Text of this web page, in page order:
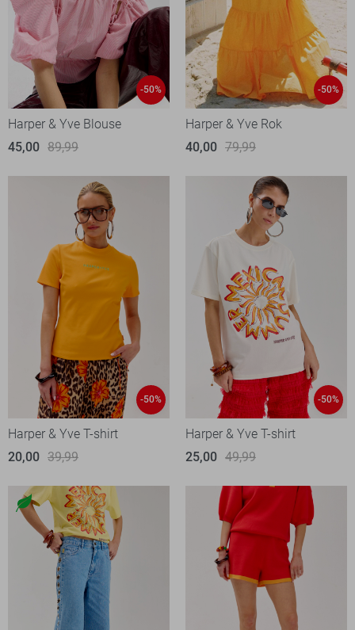
-50%
Harper & Yve Blouse
45,00 89,99
-50%
Harper & Yve Rok
40,00 79,99
-50%
Harper & Yve T-shirt
20,00 39,99
-50%
Harper & Yve T-shirt
25,00 49,99